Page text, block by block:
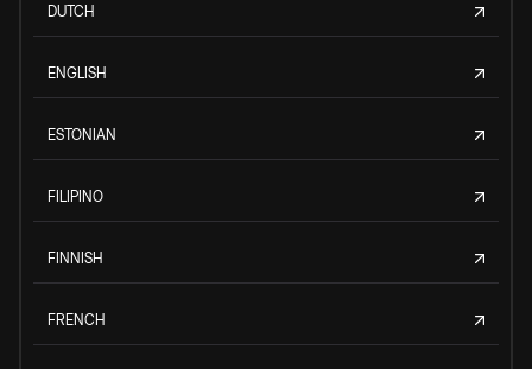
DUTCH
ENGLISH
ESTONIAN
FILIPINO
FINNISH
FRENCH